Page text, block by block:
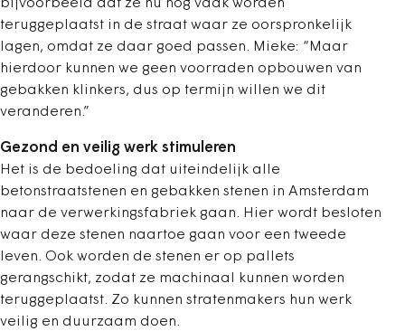
bijvoorbeeld dat ze nu nog vaak worden
teruggeplaatst in de straat waar ze oorspronkelijk
lagen, omdat ze daar goed passen. Mieke: “Maar
hierdoor kunnen we geen voorraden opbouwen van
gebakken klinkers, dus op termijn willen we dit
veranderen.”
Gezond en veilig werk stimuleren
Het is de bedoeling dat uiteindelijk alle
betonstraatstenen en gebakken stenen in Amsterdam
naar de verwerkingsfabriek gaan. Hier wordt besloten
waar deze stenen naartoe gaan voor een tweede
leven. Ook worden de stenen er op pallets
gerangschikt, zodat ze machinaal kunnen worden
teruggeplaatst. Zo kunnen stratenmakers hun werk
veilig en duurzaam doen.